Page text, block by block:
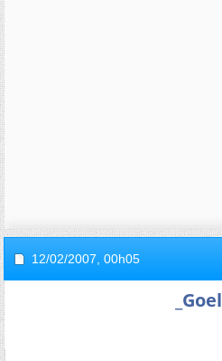
12/02/2007, 00h05
_Goel_